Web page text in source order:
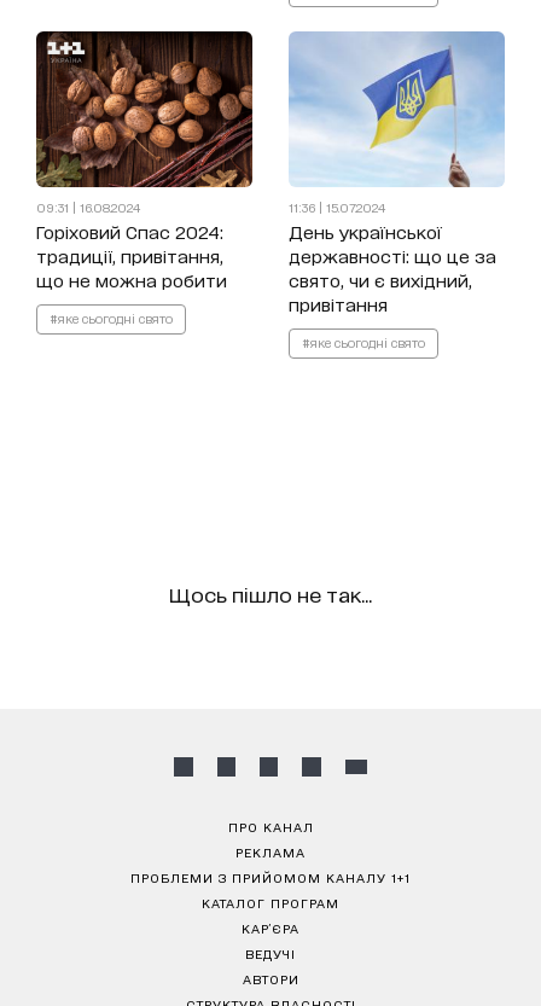
09:31 | 16.08.2024
Горіховий Спас 2024:
традиції, привітання,
що не можна робити
#яке сьогодні свято
11:36 | 15.07.2024
День української
державності: що це за
свято, чи є вихідний,
привітання
#яке сьогодні свято
Щось пішло не так...
ПРО КАНАЛ
РЕКЛАМА
ПРОБЛЕМИ З ПРИЙОМОМ КАНАЛУ 1+1
КАТАЛОГ ПРОГРАМ
КАР’ЄРА
ВЕДУЧІ
АВТОРИ